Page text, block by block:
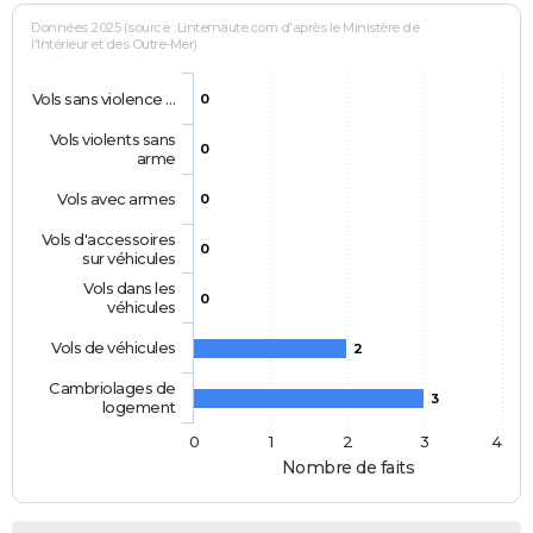
Nombre de faits
Données 2025 (source : Linternaute.com d'après le Ministère de
l'Intérieur et des Outre-Mer)
0
0
0
0
0
2
3
Vols sans violence …
Vols violents sans
arme
Vols avec armes
Vols d'accessoires
sur véhicules
Vols dans les
véhicules
Vols de véhicules
Cambriolages de
logement
0
1 2 3 4